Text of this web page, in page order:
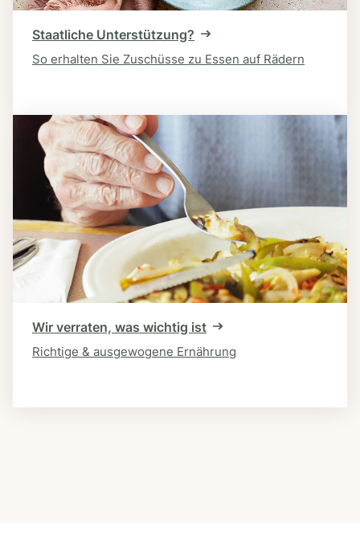
Staatliche Unterstützung?
So erhalten Sie Zuschüsse zu Essen auf Rädern
Wir verraten, was wichtig ist
Richtige & ausgewogene Ernährung